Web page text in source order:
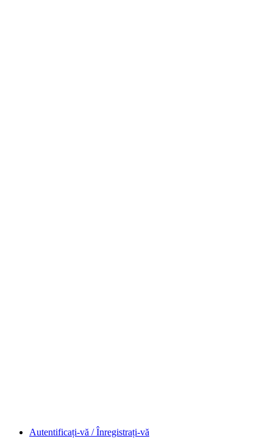
Autentificați-vă / Înregistrați-vă